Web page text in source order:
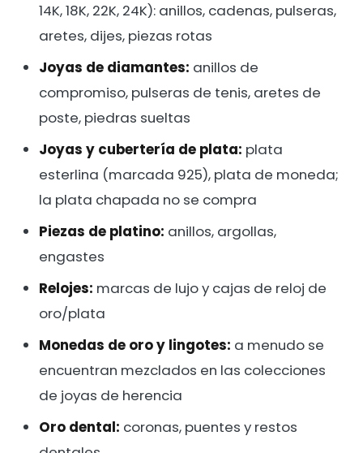
14K, 18K, 22K, 24K): anillos, cadenas, pulseras,
aretes, dijes, piezas rotas
Joyas de diamantes: anillos de
compromiso, pulseras de tenis, aretes de
poste, piedras sueltas
Joyas y cubertería de plata: plata
esterlina (marcada 925), plata de moneda;
la plata chapada no se compra
Piezas de platino: anillos, argollas,
engastes
Relojes: marcas de lujo y cajas de reloj de
oro/plata
Monedas de oro y lingotes: a menudo se
encuentran mezclados en las colecciones
de joyas de herencia
Oro dental: coronas, puentes y restos